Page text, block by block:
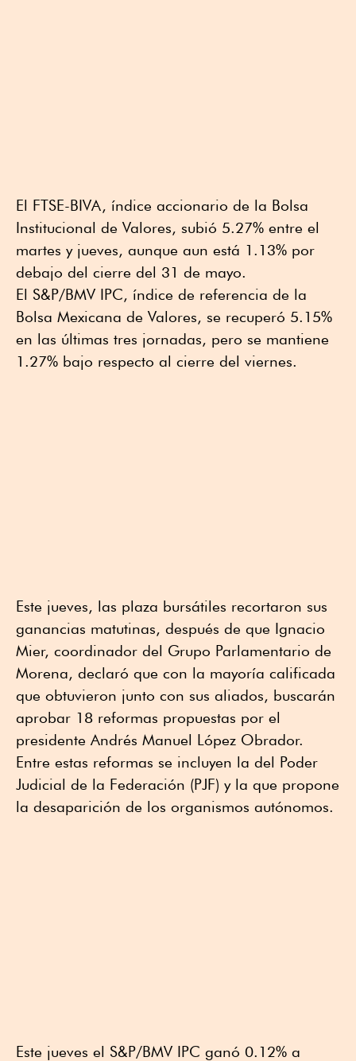
El FTSE-BIVA, índice accionario de la Bolsa
Institucional de Valores, subió 5.27% entre el
martes y jueves, aunque aun está 1.13% por
debajo del cierre del 31 de mayo.
El S&P/BMV IPC, índice de referencia de la
Bolsa Mexicana de Valores, se recuperó 5.15%
en las últimas tres jornadas, pero se mantiene
1.27% bajo respecto al cierre del viernes.
Este jueves, las plaza bursátiles recortaron sus
ganancias matutinas, después de que Ignacio
Mier, coordinador del Grupo Parlamentario de
Morena, declaró que con la mayoría calificada
que obtuvieron junto con sus aliados, buscarán
aprobar 18 reformas propuestas por el
presidente Andrés Manuel López Obrador.
Entre estas reformas se incluyen la del Poder
Judicial de la Federación (PJF) y la que propone
la desaparición de los organismos autónomos.
Este jueves el S&P/BMV IPC ganó 0.12% a